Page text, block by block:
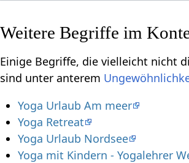
Einige Begriffe, die vielleicht nicht direkt in
sind unter anterem
Yoga Urlaub Am meer
Yoga Retreat
Yoga Urlaub Nordsee
Yoga mit Kindern - Yogalehrer